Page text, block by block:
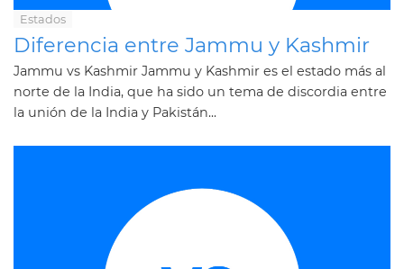
Estados
Diferencia entre Jammu y Kashmir
Jammu vs Kashmir Jammu y Kashmir es el estado más al
norte de la India, que ha sido un tema de discordia entre
la unión de la India y Pakistán...